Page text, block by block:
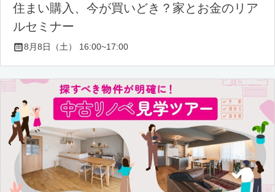
住まい購入、今が買いどき？家とお金のリア
ルセミナー
8月8日（土） 16:00~17:00